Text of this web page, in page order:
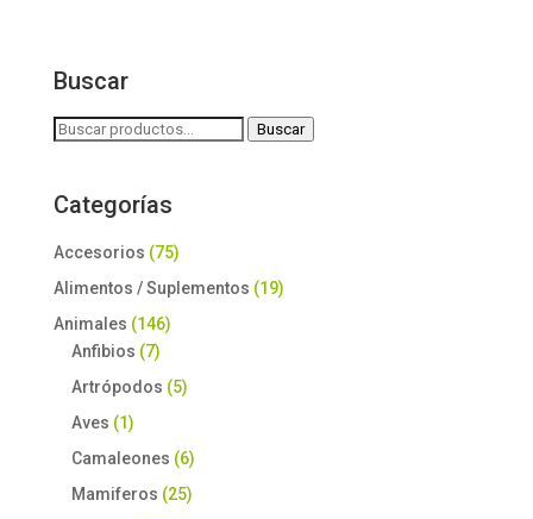
Buscar
Buscar
Buscar
Categorías
Accesorios (75)
Alimentos / Suplementos (19)
Animales (146)
Anfibios (7)
Artrópodos (5)
Aves (1)
Camaleones (6)
Mamiferos (25)